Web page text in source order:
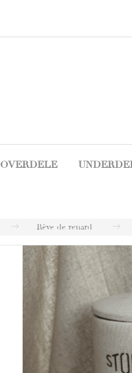
OVERDELE
Rêve de renard